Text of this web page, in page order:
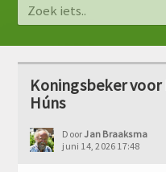
Koningsbeker
Húns
DoorJan Braaksma
juni 14, 2026 17:48